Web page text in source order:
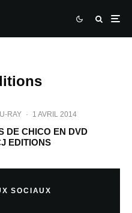
RAY · 1 AVRIL 2014
DE CHICO EN DVD
EDITIONS
SOCIAUX